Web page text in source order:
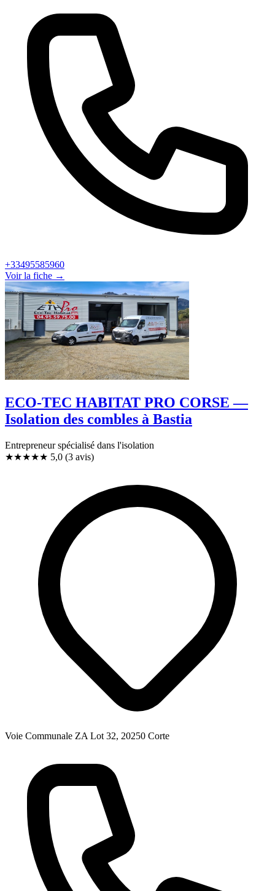
+33495585960
Voir la fiche →
ECO-TEC HABITAT PRO CORSE —
Isolation des combles à Bastia
Entrepreneur spécialisé dans l'isolation
★★★★★ 5,0 (3 avis)
Voie Communale ZA Lot 32, 20250 Corte